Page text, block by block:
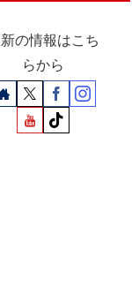
の情報はこち
らから